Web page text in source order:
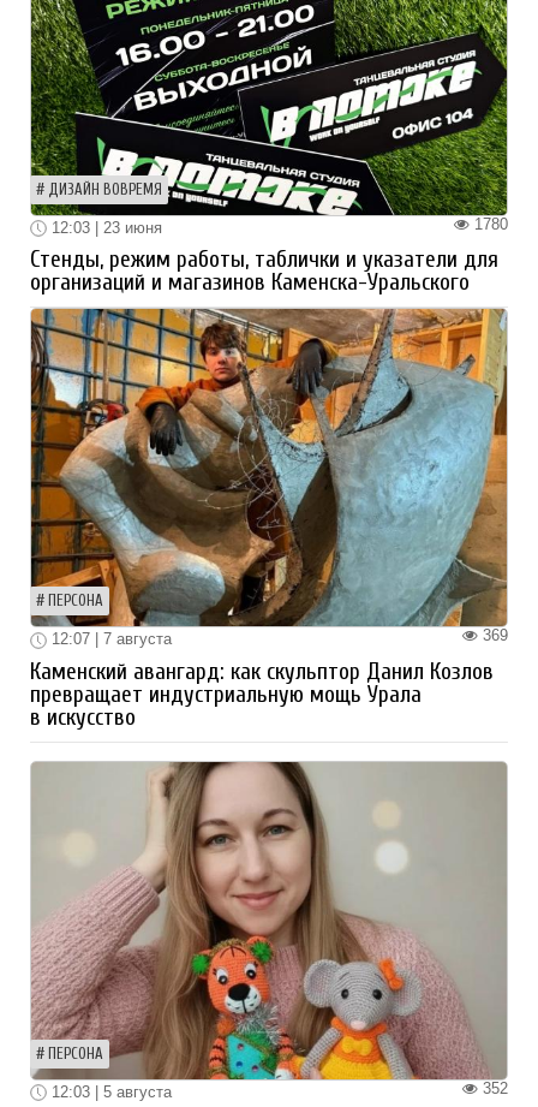
ДИЗАЙН ВОВРЕМЯ
1780
12:03 | 23 июня
Стенды, режим работы, таблички и указатели для
организаций и магазинов Каменска-Уральского
ПЕРСОНА
369
12:07 | 7 августа
Каменский авангард: как скульптор Данил Козлов
превращает индустриальную мощь Урала
в искусство
ПЕРСОНА
352
12:03 | 5 августа